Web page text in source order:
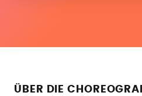
ÜBER DIE